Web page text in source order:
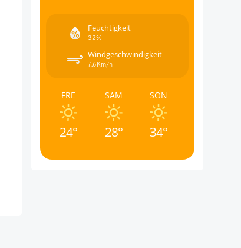
Feuchtigkeit
32%
Windgeschwindigkeit
7.6Km/h
FRE
24°
SAM
28°
SON
34°